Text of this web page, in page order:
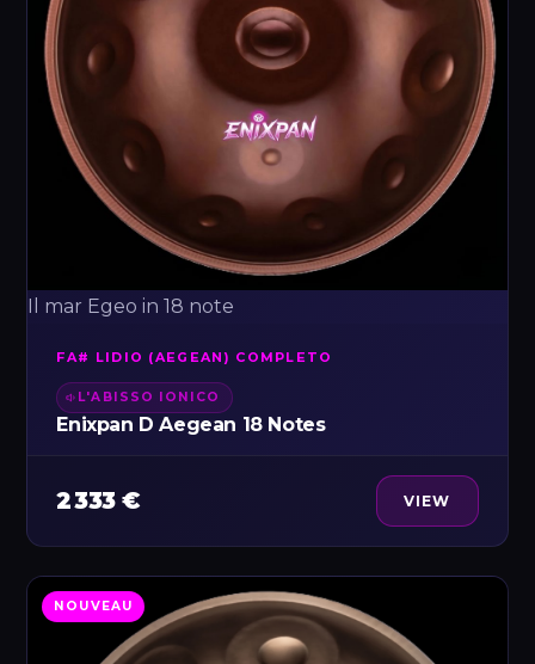
Il mar Egeo in 18 note
FA# LIDIO (AEGEAN) COMPLETO
L'ABISSO IONICO
Enixpan D Aegean 18 Notes
2 333 € VIEW
NOUVEAU